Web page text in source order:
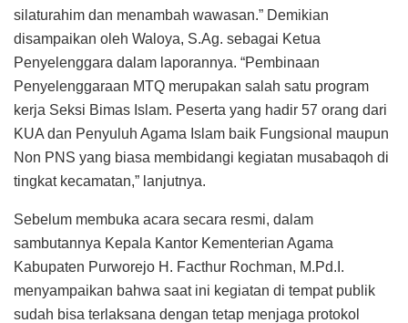
silaturahim dan menambah wawasan.” Demikian
disampaikan oleh Waloya, S.Ag. sebagai Ketua
Penyelenggara dalam laporannya. “Pembinaan
Penyelenggaraan MTQ merupakan salah satu program
kerja Seksi Bimas Islam. Peserta yang hadir 57 orang dari
KUA dan Penyuluh Agama Islam baik Fungsional maupun
Non PNS yang biasa membidangi kegiatan musabaqoh di
tingkat kecamatan,” lanjutnya.
Sebelum membuka acara secara resmi, dalam
sambutannya Kepala Kantor Kementerian Agama
Kabupaten Purworejo H. Facthur Rochman, M.Pd.I.
menyampaikan bahwa saat ini kegiatan di tempat publik
sudah bisa terlaksana dengan tetap menjaga protokol